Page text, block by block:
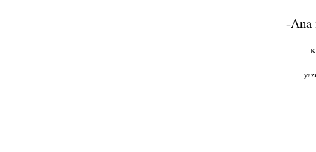
-Ana